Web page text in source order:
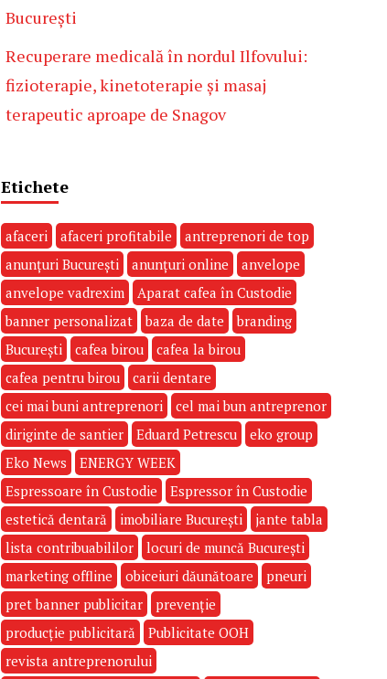
București
Recuperare medicală în nordul Ilfovului:
fizioterapie, kinetoterapie și masaj
terapeutic aproape de Snagov
Etichete
afaceri afaceri profitabile
antreprenori de top
anunțuri București
anunțuri online
anvelope
anvelope vadrexim
Aparat cafea în Custodie
banner personalizat
baza de date
branding
București
cafea birou
cafea la birou
cafea pentru birou
carii dentare
cei mai buni antreprenori
cel mai bun antreprenor
diriginte de santier
Eduard Petrescu
eko group
Eko News
ENERGY WEEK
Espressoare în Custodie
Espressor în Custodie
estetică dentară
imobiliare București
jante tabla
lista contribuabililor
locuri de muncă București
marketing offline
obiceiuri dăunătoare
pneuri
pret banner publicitar
prevenție
producție publicitară
Publicitate OOH
revista antreprenorului